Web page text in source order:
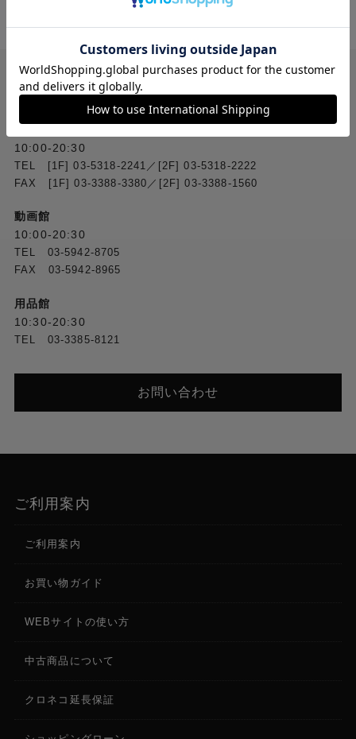
ご注文合計２万円 以上 から
お問い合わせ
10:00-20:30
TEL [1F] 03-5318-2241／[2F] 03-5318-2222
FAX [1F] 03-3388-3380／[2F] 03-3388-1560
動画館
10:00-20:30
TEL 03-5942-8705
FAX 03-5942-8965
用品館
10:30-20:30
TEL 03-3385-8121
お問い合わせ
ご利用案内
ご利用案内
お買い物ガイド
WEBサイトの使い方
中古商品について
クロネコ延長保証